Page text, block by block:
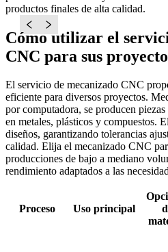
productos finales de alta calidad.
Cómo utilizar el
CNC para sus
El servicio de mecanizado CNC
eficiente para diversos proyectos.
por computadora, se producen
en metales, plásticos y compuestos.
diseños, garantizando tolerancias
calidad. Elija el mecanizado CNC
producciones de bajo a mediano
rendimiento adaptados a las
Proceso Uso principal